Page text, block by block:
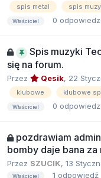
spis metal spis
Właściciel 0 odpowiedzi
Spis muzyki
się na forum.
Przez Qesik, 22
klubowe klubowe
Właściciel 0 odpowiedzi
pozdrawiam
bomby daje bana za
Przez SZUCIK, 13
Właściciel 1 odpowiedź